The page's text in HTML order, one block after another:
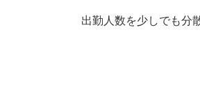
出勤人数を少しでも分